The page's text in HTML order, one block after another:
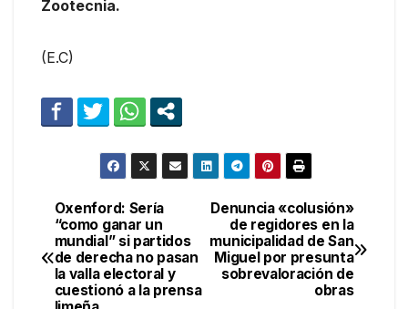
Zootecnia.
(E.C)
Navegación
de
entradas
Denuncia «colusión»
de regidores en la
municipalidad de San
Miguel por presunta
sobrevaloración de
obras
Oxenford: Sería
“como ganar un
mundial” si partidos
de derecha no pasan
la valla electoral y
cuestionó a la prensa